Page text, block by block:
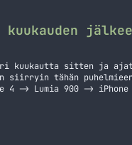
kuukauden
kuukautta sitten ja
siirryin tähän
4 -> Lumia 900 ->
ja totesin sen ettei se
Tuo… Jatka lukemista